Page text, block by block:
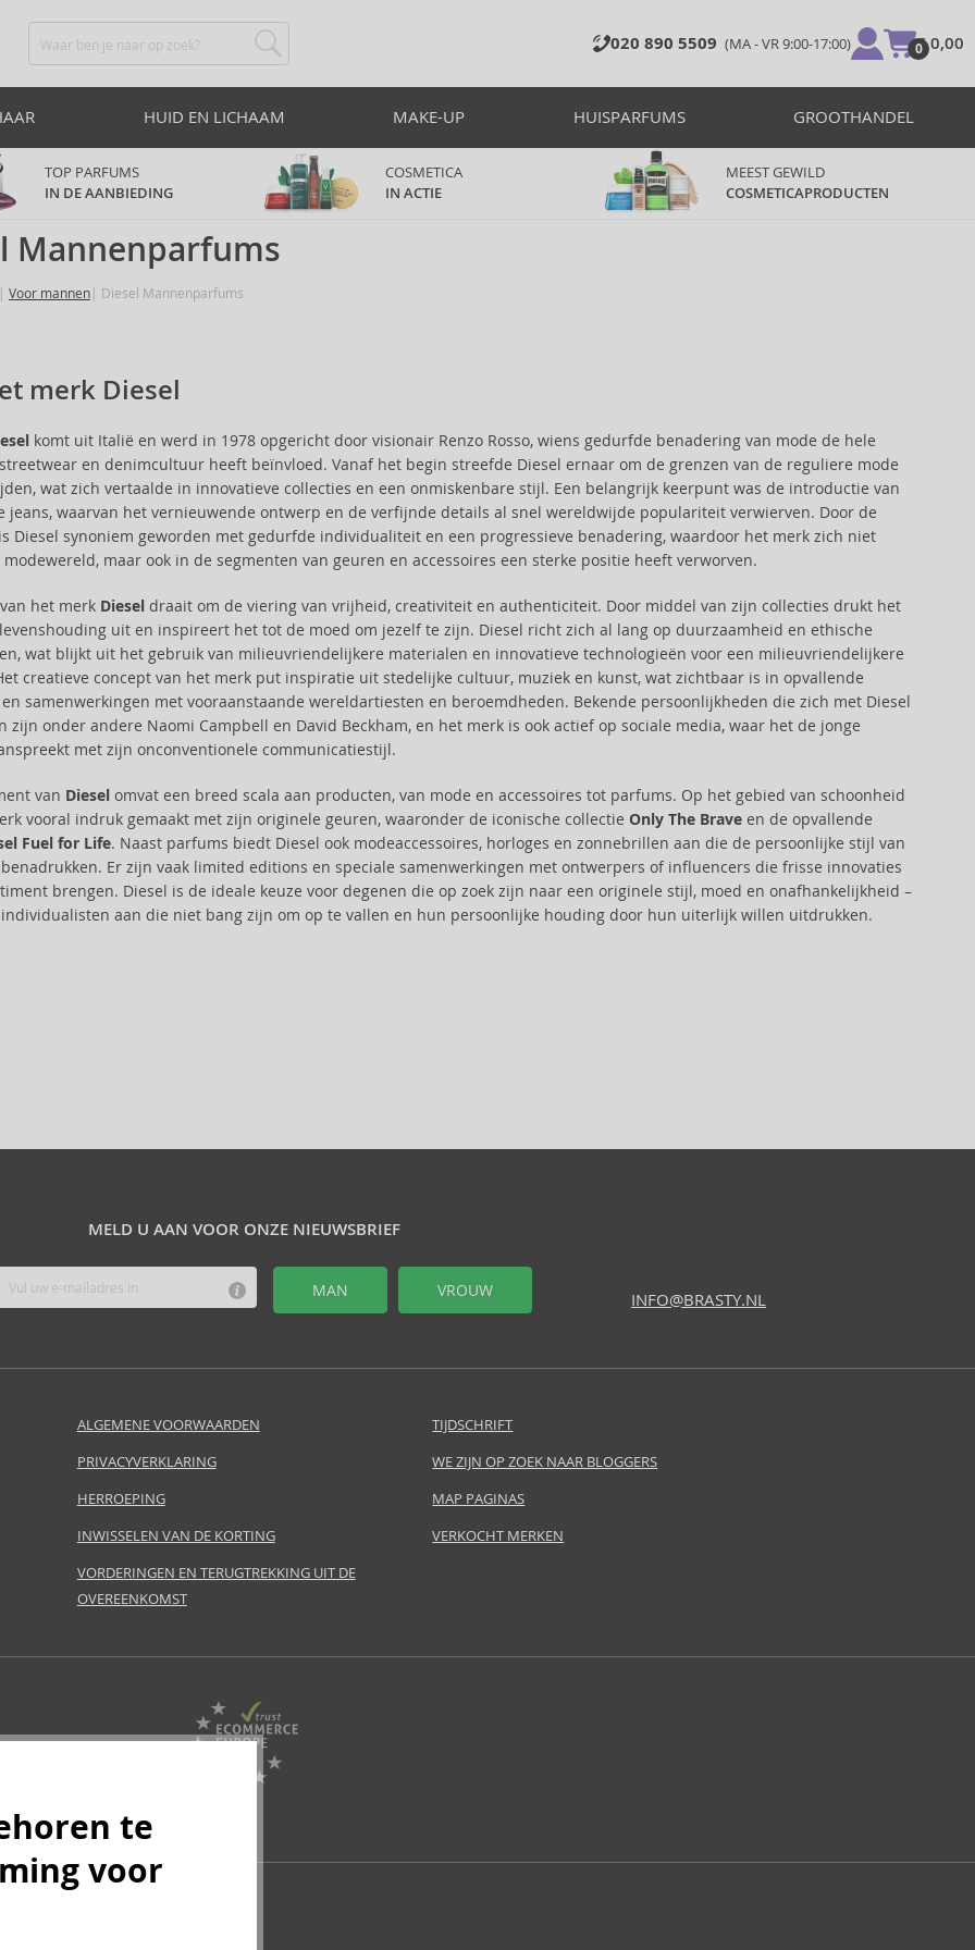
020 890 5509 (MA - VR 9:00-17:00) 0
€ 0,00
HUID EN LICHAAM MAKE-UP HUISPARFUMS GROOTHANDEL
TOP PARFUMS
IN DE AANBIEDING
COSMETICA
IN ACTIE
MEEST GEWILD
COSMETICAPRODUCTEN
Mannenparfums
Voor mannen Diesel Mannenparfums
merk Diesel
komt uit Italië en werd in 1978 opgericht door visionair Renzo Rosso, wiens gedurfde benadering van mode de hele
en denimcultuur heeft beïnvloed. Vanaf het begin streefde Diesel ernaar om de grenzen van de reguliere mode
wat zich vertaalde in innovatieve collecties en een onmiskenbare stijl. Een belangrijk keerpunt was de introductie van
jeans, waarvan het vernieuwende ontwerp en de verfijnde details al snel wereldwijde populariteit verwierven. Door de
Diesel synoniem geworden met gedurfde individualiteit en een progressieve benadering, waardoor het merk zich niet
maar ook in de segmenten van geuren en accessoires een sterke positie heeft verworven.
het merk Dieseldraait om de viering van vrijheid, creativiteit en authenticiteit. Door middel van zijn collecties drukt het
uit en inspireert het tot de moed om jezelf te zijn. Diesel richt zich al lang op duurzaamheid en ethische
wat blijkt uit het gebruik van milieuvriendelijkere materialen en innovatieve technologieën voor een milieuvriendelijkere
creatieve concept van het merk put inspiratie uit stedelijke cultuur, muziek en kunst, wat zichtbaar is in opvallende
samenwerkingen met vooraanstaande wereldartiesten en beroemdheden. Bekende persoonlijkheden die zich met Diesel
zijn onder andere Naomi Campbell en David Beckham, en het merk is ook actief op sociale media, waar het de jonge
met zijn onconventionele communicatiestijl.
van Dieselomvat een breed scala aan producten, van mode en accessoires tot parfums. Op het gebied van schoonheid
vooral indruk gemaakt met zijn originele geuren, waaronder de iconische collectie Only The Braveen de opvallende
Fuel for Life. Naast parfums biedt Diesel ook modeaccessoires, horloges en zonnebrillen aan die de persoonlijke stijl van
Er zijn vaak limited editions en speciale samenwerkingen met ontwerpers of influencers die frisse innovaties
brengen. Diesel is de ideale keuze voor degenen die op zoek zijn naar een originele stijl, moed en onafhankelijkheid –
aan die niet bang zijn om op te vallen en hun persoonlijke houding door hun uiterlijk willen uitdrukken.
MELD U AAN VOOR ONZE NIEUWSBRIEF
MAN VROUW INFO@BRASTY.NL
ALGEMENE VOORWAARDEN
PRIVACYVERKLARING
HERROEPING
INWISSELEN VAN DE KORTING
VORDERINGEN EN TERUGTREKKING UIT DE
OVEREENKOMST
TIJDSCHRIFT
WE ZIJN OP ZOEK NAAR BLOGGERS
MAP PAGINAS
VERKOCHT MERKEN
te
voor